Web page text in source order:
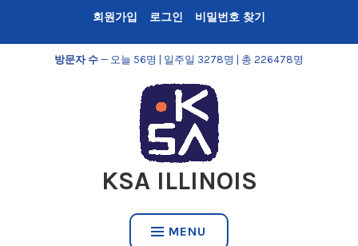
content
회원가입 로그인 비밀번호 찾기
방문자 수 — 오늘 56명 | 일주일 3278명 | 총 226478명
KSA ILLINOIS
MENU